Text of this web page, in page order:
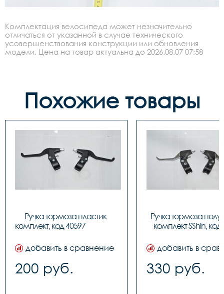
Комплектация велосипеда может незначительно
отличаться от указанной в случае технического
усовершенствования конструкции или обновления
модели. Цена на товар актуальна до 2026.08.07 07:58
Похожие товары
Ручка тормоза пластик
добавить в сравнение
200 руб.
Ручка тормоза
комплект SShin, код
добавить в
330 руб.